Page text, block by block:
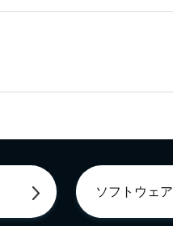
ソフトウェア